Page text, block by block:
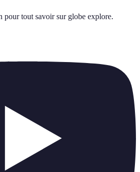
pour tout savoir sur globe explore.